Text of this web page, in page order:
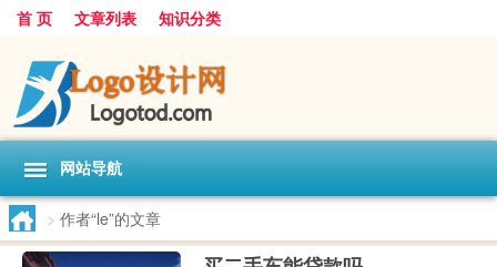
首 页 文章列表 知识分类
网站导航
> 作者“le”的文章